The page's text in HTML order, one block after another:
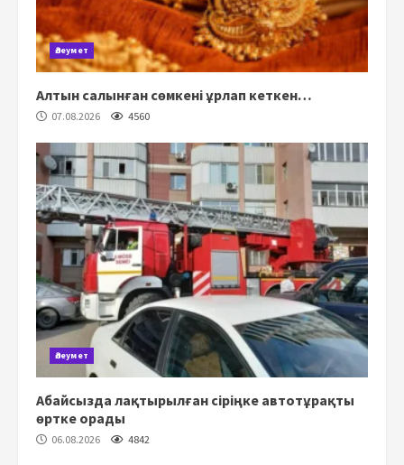
Әлеумет
Алтын салынған сөмкені ұрлап кеткен…
07.08.2026 4560
Әлеумет
Абайсызда лақтырылған сіріңке автотұрақты
өртке орады
06.08.2026 4842